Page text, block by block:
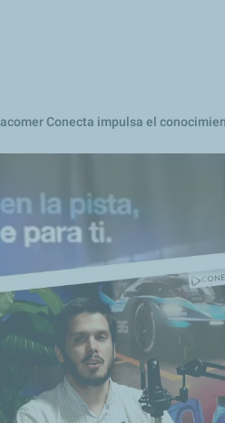
Conecta impulsa el